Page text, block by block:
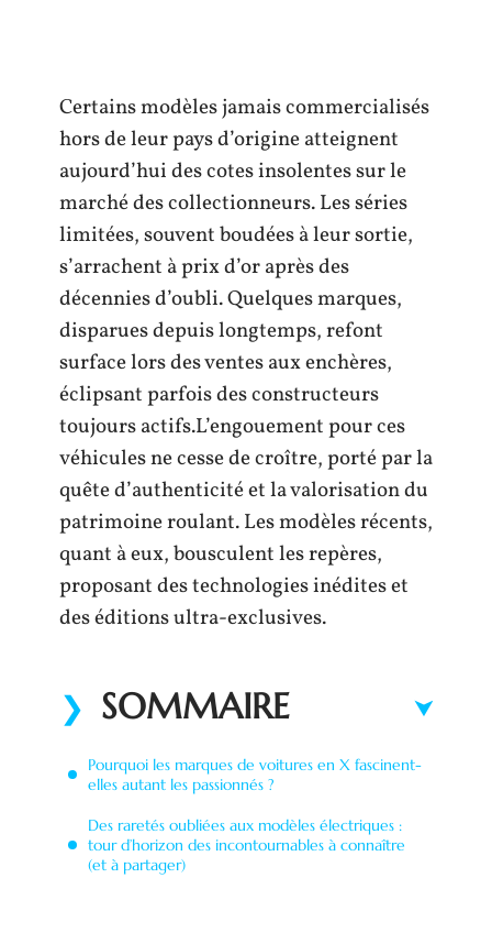
Certains modèles jamais commercialisés
hors de leur pays d’origine atteignent
aujourd’hui des cotes insolentes sur le
marché des collectionneurs. Les séries
limitées, souvent boudées à leur sortie,
s’arrachent à prix d’or après des
décennies d’oubli. Quelques marques,
disparues depuis longtemps, refont
surface lors des ventes aux enchères,
éclipsant parfois des constructeurs
toujours actifs.L’engouement pour ces
véhicules ne cesse de croître, porté par la
quête d’authenticité et la valorisation du
patrimoine roulant. Les modèles récents,
quant à eux, bousculent les repères,
proposant des technologies inédites et
des éditions ultra-exclusives.
SOMMAIRE
Pourquoi les marques de voitures en X fascinent-
elles autant les passionnés ?
Des raretés oubliées aux modèles électriques :
tour d’horizon des incontournables à connaître
(et à partager)